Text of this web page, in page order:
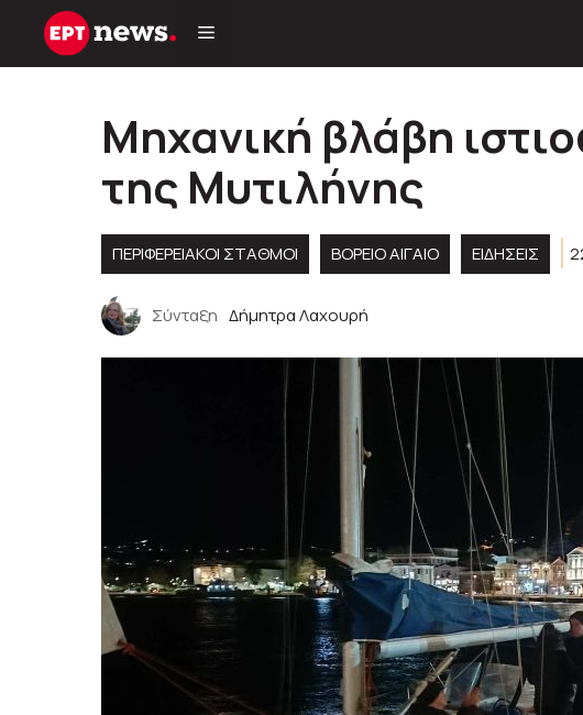
Μετάβαση
Μηχανική βλάβη
της Μυτιλήνης
ΠΕΡΙΦΕΡΕΙΑΚΟΊ ΣΤΑΘΜΟΊ ΒΟΡΕΙΟ ΑΙΓΑΙΟ ΕΙΔΗΣΕΙΣ
Σύνταξη Δήμητρα Λαχουρή